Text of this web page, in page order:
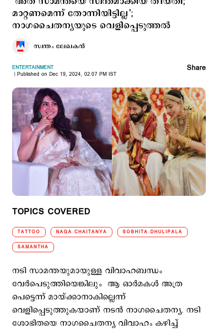
മാറ്റണമെന്ന് തോന്നിയിട്ടില്ല’;
നാഗചൈതന്യയുടെ വെളിപ്പെടുത്തല്‍
സ്വന്തം ലേഖകൻ
ENTERTAINMENT
Published on Dec 19, 2024, 02:07 PM IST
Share
TOPICS COVERED
TATTOO NAGA CHAITANYA SOBHITA DHULIPALA
SAMANTHA
നടി സാമന്തയുമായുള്ള വിവാഹബന്ധം
വേര്‍പെടുത്തിയെങ്കിലും ആ ഓര്‍മകള്‍ അത്ര
പെട്ടെന്ന് മായ്ക്കാനാകില്ലെന്ന്
വെളിപ്പെടുത്തുകയാണ് നടന്‍ നാഗചൈതന്യ. നടി
ശോഭിതയെ നാഗചൈതന്യ വിവാഹം കഴിച്ച്